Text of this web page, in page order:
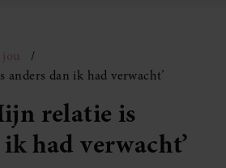
anders dan ik had verwacht’
relatie is
had verwacht’